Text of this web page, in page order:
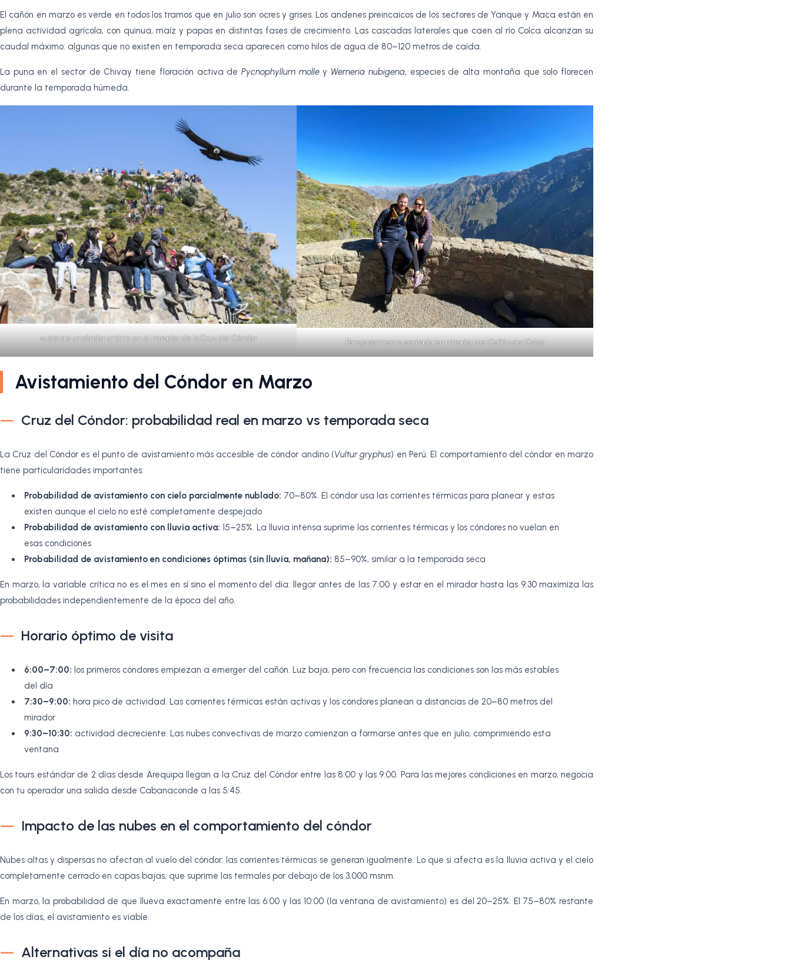
El cañón en marzo es verde en todos los tramos que en julio son ocres y grises. Los andenes preincaicos de los sectores de Yanque y Maca están en
plena actividad agrícola, con quinua, maíz y papas en distintas fases de crecimiento. Las cascadas laterales que caen al río Colca alcanzan su
caudal máximo: algunas que no existen en temporada seca aparecen como hilos de agua de 80–120 metros de caída.
La puna en el sector de Chivay tiene floración activa de Pycnophyllum molley Werneria nubigena, especies de alta montaña que solo florecen
durante la temporada húmeda.
vuelo de un cóndor andino en el mirador de la Cruz del Cóndor Pareja sonriente sentada en mirador del Cañón del Colca
Avistamiento del Cóndor en Marzo
Cruz del Cóndor: probabilidad real en marzo vs temporada seca
La Cruz del Cóndor es el punto de avistamiento más accesible de cóndor andino (Vultur gryphus) en Perú. El comportamiento del cóndor en marzo
tiene particularidades importantes:
Probabilidad de avistamiento con cielo parcialmente nublado: 70–80%. El cóndor usa las corrientes térmicas para planear y estas
existen aunque el cielo no esté completamente despejado
Probabilidad de avistamiento con lluvia activa: 15–25%. La lluvia intensa suprime las corrientes térmicas y los cóndores no vuelan en
esas condiciones
Probabilidad de avistamiento en condiciones óptimas (sin lluvia, mañana): 85–90%, similar a la temporada seca
En marzo, la variable crítica no es el mes en sí sino el momento del día: llegar antes de las 7:00 y estar en el mirador hasta las 9:30 maximiza las
probabilidades independientemente de la época del año.
Horario óptimo de visita
6:00–7:00: los primeros cóndores empiezan a emerger del cañón. Luz baja, pero con frecuencia las condiciones son las más estables
del día
7:30–9:00: hora pico de actividad. Las corrientes térmicas están activas y los cóndores planean a distancias de 20–80 metros del
mirador
9:30–10:30: actividad decreciente. Las nubes convectivas de marzo comienzan a formarse antes que en julio, comprimiendo esta
ventana
Los tours estándar de 2 días desde Arequipa llegan a la Cruz del Cóndor entre las 8:00 y las 9:00. Para las mejores condiciones en marzo, negocia
con tu operador una salida desde Cabanaconde a las 5:45.
Impacto de las nubes en el comportamiento del cóndor
Nubes altas y dispersas no afectan al vuelo del cóndor: las corrientes térmicas se generan igualmente. Lo que sí afecta es la lluvia activa y el cielo
completamente cerrado en capas bajas, que suprime las termales por debajo de los 3,000 msnm.
En marzo, la probabilidad de que llueva exactamente entre las 6:00 y las 10:00 (la ventana de avistamiento) es del 20–25%. El 75–80% restante
de los días, el avistamiento es viable.
Alternativas si el día no acompaña